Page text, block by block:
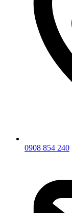
0908 854 240